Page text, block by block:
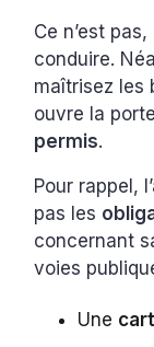
Ce n’est
conduire.
maîtrisez les
ouvre la
permis.
Pour rappel,
pas les
concernant
voies
Une